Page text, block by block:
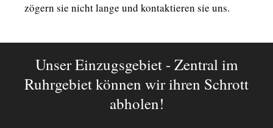
zögern sie nicht lange und kontaktieren sie uns.
Unser Einzugsgebiet - Zentral im
Ruhrgebiet können wir ihren Schrott
abholen!